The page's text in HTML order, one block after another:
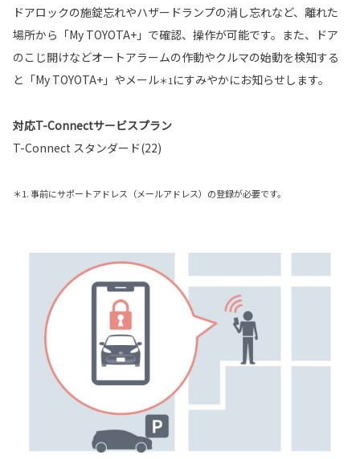
ドアロックの施錠忘れやハザードランプの消し忘れなど、離れた
場所から「My TOYOTA+」で確認、操作が可能です。また、ドア
のこじ開けなどオートアラームの作動やクルマの始動を検知する
と「My TOYOTA+」やメール＊1にすみやかにお知らせします。
対応T-Connectサービスプラン
T-Connect スタンダード(22)
＊1. 事前にサポートアドレス（メールアドレス）の登録が必要です。